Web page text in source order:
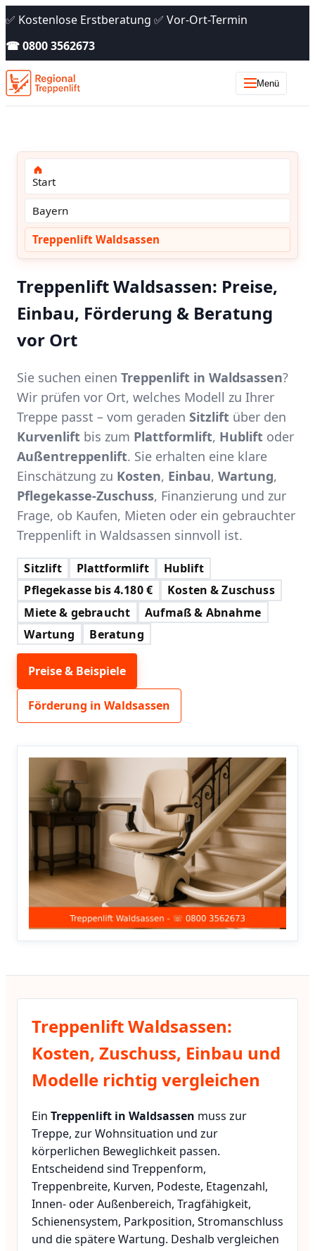
✅ Kostenlose Erstberatung ✅ Vor-Ort-Termin
☎ 0800 3562673
Menü
Start
Bayern
Treppenlift Waldsassen
Treppenlift Waldsassen: Preise,
Einbau, Förderung & Beratung
vor Ort
Sie suchen einen Treppenlift in Waldsassen?
Wir prüfen vor Ort, welches Modell zu Ihrer
Treppe passt – vom geraden Sitzlift über den
Kurvenlift bis zum Plattformlift, Hublift oder
Außentreppenlift. Sie erhalten eine klare
Einschätzung zu Kosten, Einbau, Wartung,
Pflegekasse-Zuschuss, Finanzierung und zur
Frage, ob Kaufen, Mieten oder ein gebrauchter
Treppenlift in Waldsassen sinnvoll ist.
Sitzlift Plattformlift
Hublift
Pflegekasse bis 4.180 €
Kosten & Zuschuss
Miete & gebraucht
Aufmaß & Abnahme
Wartung
Beratung
Preise & Beispiele
Förderung in Waldsassen
Treppenlift Waldsassen:
Kosten, Zuschuss, Einbau und
Modelle richtig vergleichen
Ein Treppenlift in Waldsassen muss zur
Treppe, zur Wohnsituation und zur
körperlichen Beweglichkeit passen.
Entscheidend sind Treppenform,
Treppenbreite, Kurven, Podeste, Etagenzahl,
Innen- oder Außenbereich, Tragfähigkeit,
Schienensystem, Parkposition, Stromanschluss
und die spätere Wartung. Deshalb vergleichen